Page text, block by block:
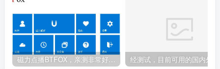
磁力点播BTFOX，亲测非常好用，公测免费中